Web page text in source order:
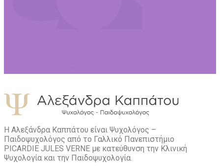
Η Αλεξάνδρα Καππάτου είναι Ψυχολόγος –
Παιδοψυχολόγος από το Γαλλικό Πανεπιστήμιο
PICARDIE JULES VERNE με κατεύθυνση την Kλινική
Ψυχολογία και την Παιδοψυχολογία.